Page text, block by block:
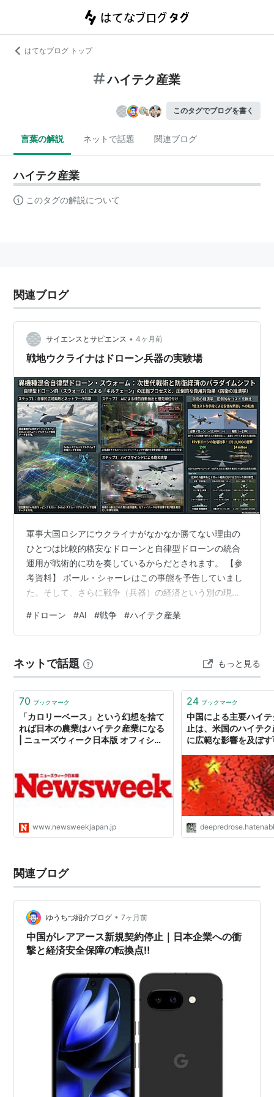
はてなブログ トップ
ハイテク産業
このタグでブログを書く
言葉の解説 ネットで話題 関連ブログ
ハイテク産業
このタグの解説について
関連ブログ
サイエンスとサピエンス • 4ヶ月前
戦地ウクライナはドローン兵器の実験場
軍事大国ロシアにウクライナがなかなか勝てない理由の
ひとつは比較的格安なドローンと自律型ドローンの統合
運用が戦術的に功を奏しているからだとされます。 【参
考資料】 ポール・シャーレはこの事態を予告していまし
た。そして、さらに戦争（兵器）の経済という別の現実
で露わになっています。 ＡＩ覇権 ４つの戦場 作者:ポー
ル シャーレ 早川書房 Amazon
# ドローン #AI #戦争 #ハイテク産業
ネットで話題 もっと見る
70 ブックマーク
「カロリーベース」という幻想を捨て
れば日本の農業はハイテク産業になる
| ニューズウィーク日本版 オフィシャ
www.newsweekjapan.jp
24 ブックマーク
中国による主要ハイ
止は、米国のハイテ
に広範な影響を及ぼ
関連ブログ
ゆうちづ紹介ブログ • 7ヶ月前
中国がレアアース新規契約停止｜日本企業への衝
撃と経済安全保障の転換点‼️